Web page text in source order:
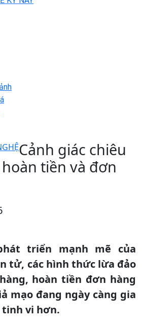
Cảnh giác chiêu
tiền và đơn
triển mạnh mẽ của
tử, các hình thức lừa đảo
hoàn tiền đơn hàng
mạo đang ngày càng gia
vi hơn.